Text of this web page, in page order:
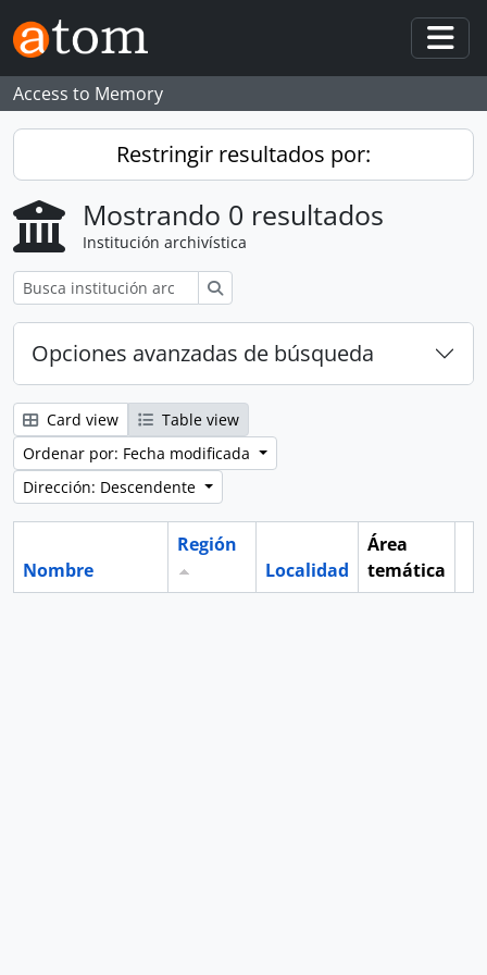
Skip to main content
Access to Memory
Restringir resultados por:
Mostrando 0 resultados
Institución archivística
Opciones avanzadas de búsqueda
Card view
Table view
Ordenar por: Fecha modificada
Dirección: Descendente
Nombre
Región
Localidad
Área
temática